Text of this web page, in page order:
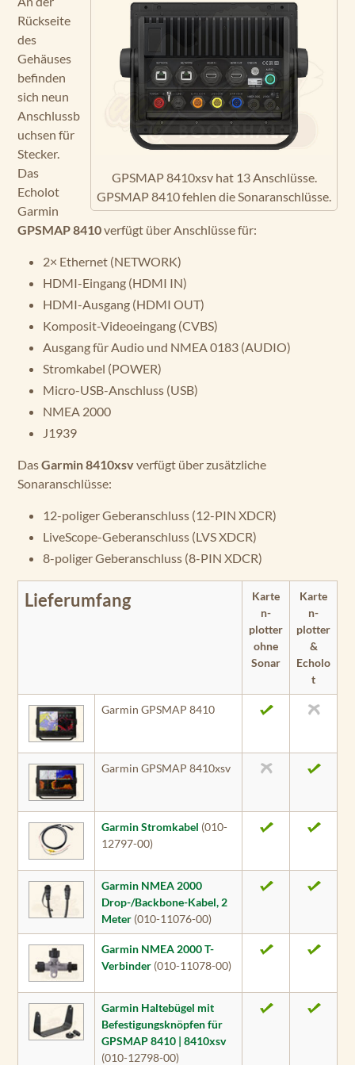
GPSMAP 8410xsv hat 13 Anschlüsse.
GPSMAP 8410 fehlen die Sonaranschlüsse.
Rückseite
des
Gehäuses
befinden
sich neun
Anschlussb
uchsen für
Stecker.
Das
Echolot
Garmin
GPSMAP 8410verfügt über Anschlüsse für:
2× Ethernet (NETWORK)
HDMI-Eingang (HDMI IN)
HDMI-Ausgang (HDMI OUT)
Komposit-Videoeingang (CVBS)
Ausgang für Audio und NMEA 0183 (AUDIO)
Stromkabel (POWER)
Micro-USB-Anschluss (USB)
NMEA 2000
J1939
DasGarmin 8410xsvverfügt über zusätzliche
Sonaranschlüsse:
12-poliger Geberanschluss (12-PIN XDCR)
LiveScope-Geberanschluss (LVS XDCR)
8-poliger Geberanschluss (8-PIN XDCR)
Lieferumfang
Karte
n­
plotter
ohne
Sonar
Karte
n­
plotter
&
Echolo
t
Garmin GPSMAP 8410
Garmin GPSMAP 8410xsv
Garmin Stromkabel (010-
12797-00)
Garmin NMEA 2000
Drop-/Backbone-Kabel, 2
Meter (010-11076-00)
Garmin NMEA 2000 T-
Verbinder (010-11078-00)
Garmin Haltebügel mit
Befestigungsknöpfen für
GPSMAP 8410 | 8410xsv
(010-12798-00)